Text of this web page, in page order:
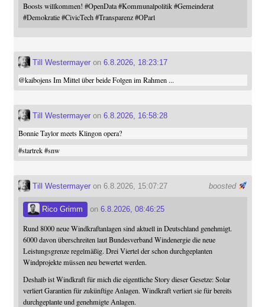
Boosts willkommen! #OpenData #Kommunalpolitik #Gemeinderat
#Demokratie #CivicTech #Transparenz #OParl
Till Westermayeron 6.8.2026, 18:23:17
@kaibojensIm Mittel über beide Folgen im Rahmen ...
Till Westermayeron 6.8.2026, 16:58:28
Bonnie Taylor meets Klingon opera?
#startrek #snw
boosted
Till Westermayeron 6.8.2026, 15:07:27
Rico Grimm on 6.8.2026, 08:46:25
Rund 8000 neue Windkraftanlagen sind aktuell in Deutschland genehmigt.
6000 davon überschreiten laut Bundesverband Windenergie die neue
Leistungsgrenze regelmäßig. Drei Viertel der schon durchgeplanten
Windprojekte müssen neu bewertet werden.
Deshalb ist Windkraft für mich die eigentliche Story dieser Gesetze: Solar
verliert Garantien für zukünftige Anlagen. Windkraft verliert sie für bereits
durchgeplante und genehmigte Anlagen.